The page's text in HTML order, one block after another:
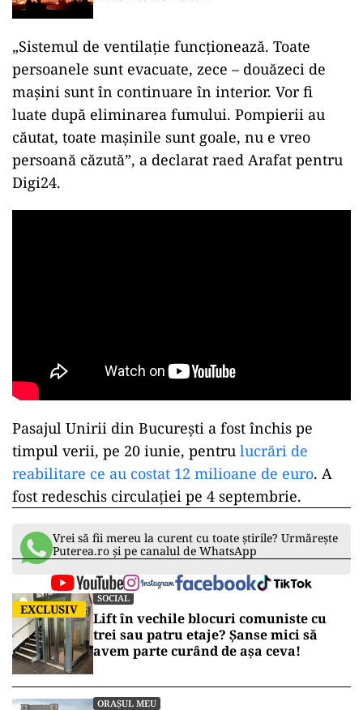
„Sistemul de ventilație funcționează. Toate
persoanele sunt evacuate, zece – douăzeci de
mașini sunt în continuare în interior. Vor fi
luate după eliminarea fumului. Pompierii au
căutat, toate mașinile sunt goale, nu e vreo
persoană căzută”, a declarat raed Arafat pentru
Digi24.
Pasajul Unirii din București a fost închis pe
timpul verii, pe 20 iunie, pentru lucrări de
reabilitare ce au costat 12 milioane de euro. A
fost redeschis circulației pe 4 septembrie.
Vrei să fii mereu la curent cu toate știrile? Urmărește
Puterea.ro și pe canalul de WhatsApp
EXCLUSIV
SOCIAL
Lift în vechile blocuri comuniste cu
trei sau patru etaje? Șanse mici să
avem parte curând de așa ceva!
ORAȘUL MEU